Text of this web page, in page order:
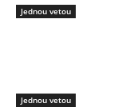
Jednou vetou
Jednou vetou